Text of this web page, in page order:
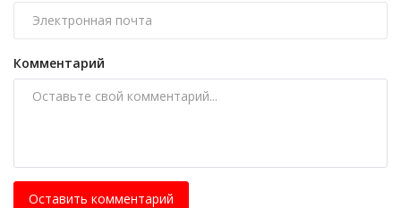
Комментарий
Оставить комментарий